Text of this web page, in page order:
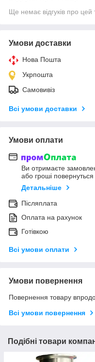
Ще немає відгуків про цей
Умови доставки
Нова Пошта
Укрпошта
Самовивіз
Всі умови доставки
Умови оплати
Ви отримаєте
або гроші
Детальніше
Післяплата
Оплата на рахунок
Готівкою
Всі умови оплати
Умови повернення
Повернення товару
Всі умови повернення
Подібні товари